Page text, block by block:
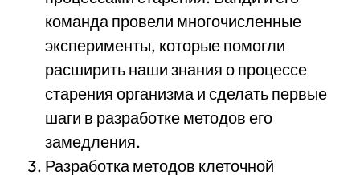
команда провели многочисленные
эксперименты, которые помогли
расширить наши знания о процессе
старения организма и сделать первые
шаги в разработке методов его
замедления.
Разработка методов клеточной